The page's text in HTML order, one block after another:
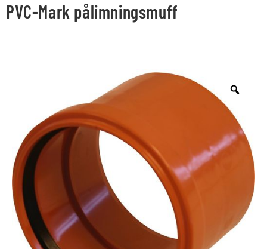
PVC-Mark pålimningsmuff